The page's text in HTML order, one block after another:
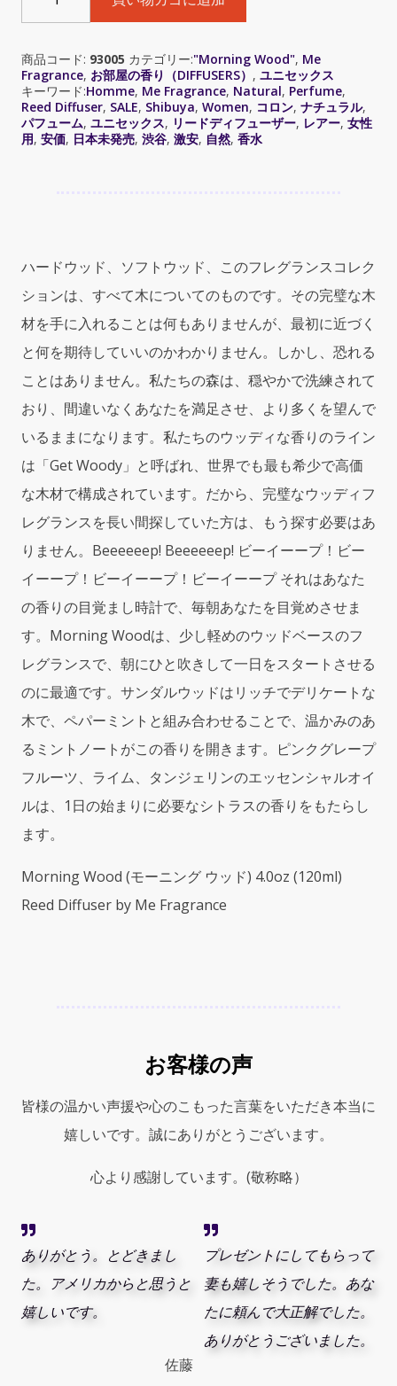
(モ
ニ
ン
グ
ウ
ッ
by
Fragrance
quantity
商品コード: 93005 カテゴリー:"Morning Wood", Me
Fragrance, お部屋の香り（DIFFUSERS） , ユニセックス
キーワード:Homme, Me Fragrance, Natural, Perfume,
Reed Diffuser, SALE, Shibuya, Women, コロン, ナチュラル,
パフューム, ユニセックス, リードディフューザー, レアー, 女性
用, 安価, 日本未発売, 渋谷, 激安, 自然, 香水
ハードウッド、ソフトウッド、このフレグランスコレク
ションは、すべて木についてのものです。その完璧な木
材を手に入れることは何もありませんが、最初に近づく
と何を期待していいのかわかりません。しかし、恐れる
ことはありません。私たちの森は、穏やかで洗練されて
おり、間違いなくあなたを満足させ、より多くを望んで
いるままになります。私たちのウッディな香りのライン
は「Get Woody」と呼ばれ、世界でも最も希少で高価
な木材で構成されています。だから、完璧なウッディフ
レグランスを長い間探していた方は、もう探す必要はあ
りません。Beeeeeep! Beeeeeep! ビーイーープ！ビー
イーープ！ビーイーープ！ビーイーープ それはあなた
の香りの目覚まし時計で、毎朝あなたを目覚めさせま
す。Morning Woodは、少し軽めのウッドベースのフ
レグランスで、朝にひと吹きして一日をスタートさせる
のに最適です。サンダルウッドはリッチでデリケートな
木で、ペパーミントと組み合わせることで、温かみのあ
るミントノートがこの香りを開きます。ピンクグレープ
フルーツ、ライム、タンジェリンのエッセンシャルオイ
ルは、1日の始まりに必要なシトラスの香りをもたらし
ます。
Morning Wood (モーニング ウッド) 4.0oz (120ml)
Reed Diffuser by Me Fragrance
お客様の声
皆様の温かい声援や心のこもった言葉をいただき本当に
嬉しいです。誠にありがとうございます。
心より感謝しています。(敬称略）
ありがとう。とどきまし
た。アメリカからと思うと
嬉しいです。
佐藤
プレゼントにしてもらって
妻も嬉しそうでした。あな
たに頼んで大正解でした。
ありがとうございました。